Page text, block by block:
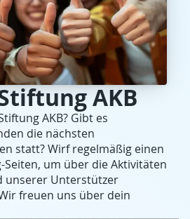
AKB
AKB? Gibt es
die nächsten
statt? Wirf regelmäßig einen
Seiten, um über die Aktivitäten
unserer Unterstützer
freuen uns über dein